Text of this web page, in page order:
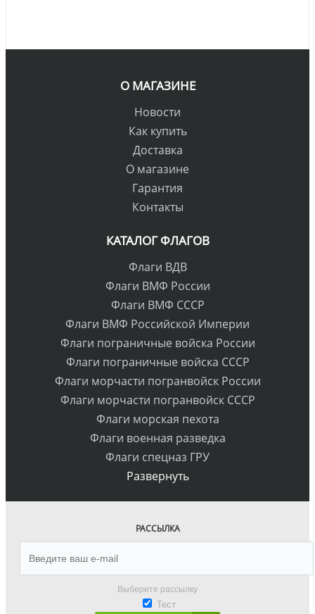
О МАГАЗИНЕ
Новости
Как купить
Доставка
О магазине
Гарантия
Контакты
КАТАЛОГ ФЛАГОВ
Флаги ВДВ
Флаги ВМФ России
Флаги ВМФ СССР
Флаги ВМФ Российской Империи
Флаги пограничные войска России
Флаги пограничные войска СССР
Флаги морчасти погранвойск России
Флаги морчасти погранвойск СССР
Флаги морская пехота
Флаги военная разведка
Флаги спецназ ГРУ
Развернуть
РАССЫЛКА
Выберите рассылку
Тест